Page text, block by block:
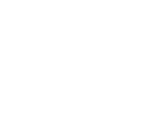
市の統計「8-2 市内
しています。